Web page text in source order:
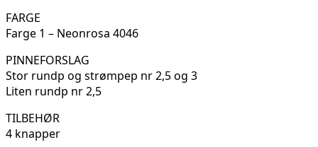
FARGE
Farge 1 – Neonrosa 4046
PINNEFORSLAG
Stor rundp og strømpep nr 2,5 og 3
Liten rundp nr 2,5
TILBEHØR
4 knapper